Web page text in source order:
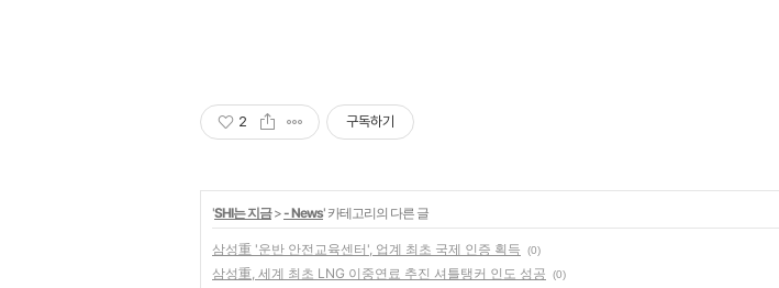
2 구독하기
'SHI는 지금>- News' 카테고리의 다른 글
삼성重 '운반 안전교육센터', 업계 최초 국제 인증 획득 (0)
삼성重, 세계 최초 LNG 이중연료 추진 셔틀탱커 인도 성공 (0)